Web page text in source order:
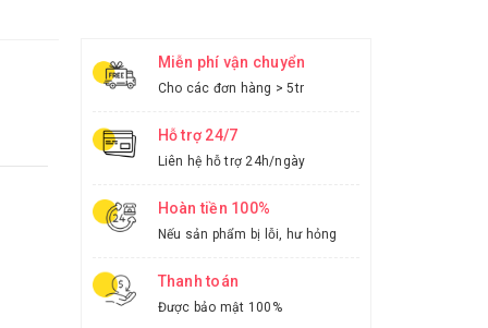
Miễn phí vận chuyển
Cho các đơn hàng > 5tr
Hỗ trợ 24/7
Liên hệ hỗ trợ 24h/ngày
Hoàn tiền 100%
Nếu sản phẩm bị lỗi, hư hỏng
Thanh toán
Được bảo mật 100%